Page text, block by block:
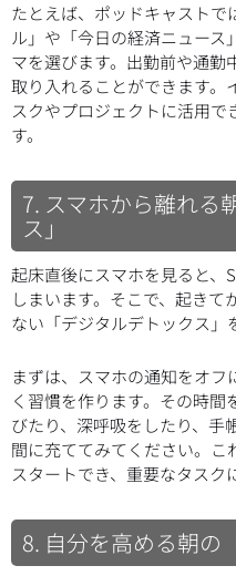
たとえば、ポッドキャスト
ル」や「今日の経済ニュース
マを選びます。出勤前や通勤
取り入れることができます。
スクやプロジェクトに活用
す。
7. スマホから離れる
ス」
起床直後にスマホを見ると、
しまいます。そこで、起きて
ない「デジタルデトックス」
まずは、スマホの通知をオ
く習慣を作ります。その時
びたり、深呼吸をしたり、手
間に充ててみてください。こ
スタートでき、重要なタスク
8. 自分を高める朝の